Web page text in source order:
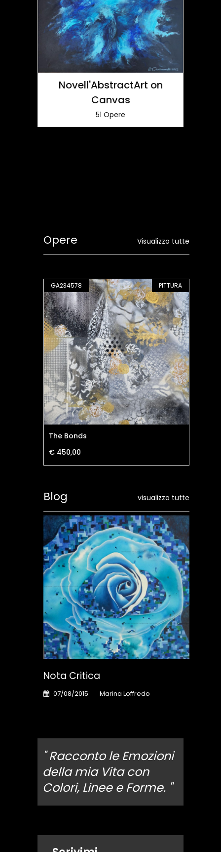
Novell'AbstractArt on
Canvas
51 Opere
Visualizza tutte
Opere
GA234578 PITTURA
The Bonds
€ 450,00
visualizza tutte
Blog
Nota Critica
07/08/2015 Marina Loffredo
" Racconto le Emozioni
della mia Vita con
Colori, Linee e Forme. "